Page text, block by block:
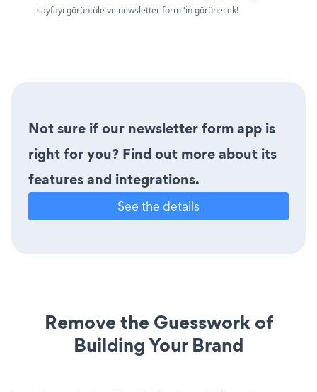
sayfayı görüntüle ve newsletter form 'in görünecek!
Not sure if our newsletter form app is
right for you? Find out more about its
features and integrations.
See the details
Remove the Guesswork of
Building Your Brand